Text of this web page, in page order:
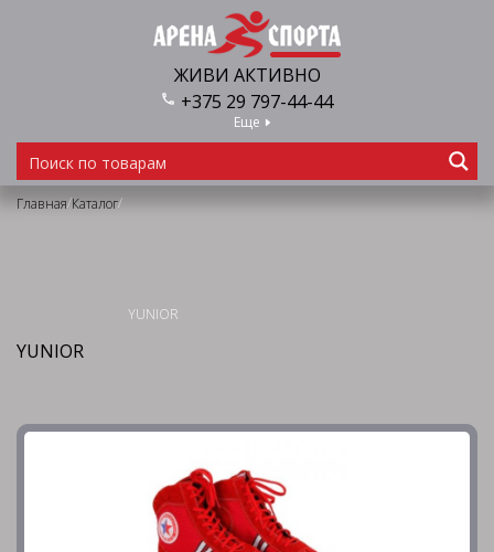
ЖИВИ АКТИВНО
+375 29 797-44-44
Еще
Главная/Каталог/
YUNIOR
YUNIOR